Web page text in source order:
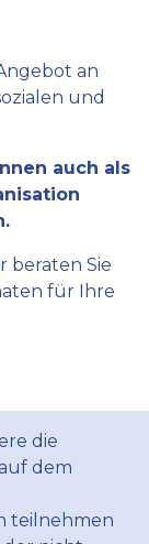
an
und
auch als
beraten Sie
für Ihre
die
dem
teilnehmen